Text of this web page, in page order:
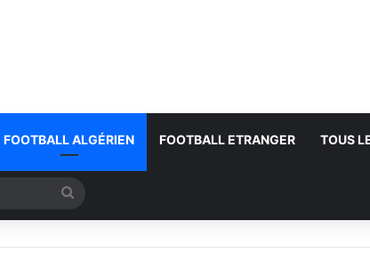
FOOTBALL ALGÉRIEN FOOTBALL ETRANGER TOUS